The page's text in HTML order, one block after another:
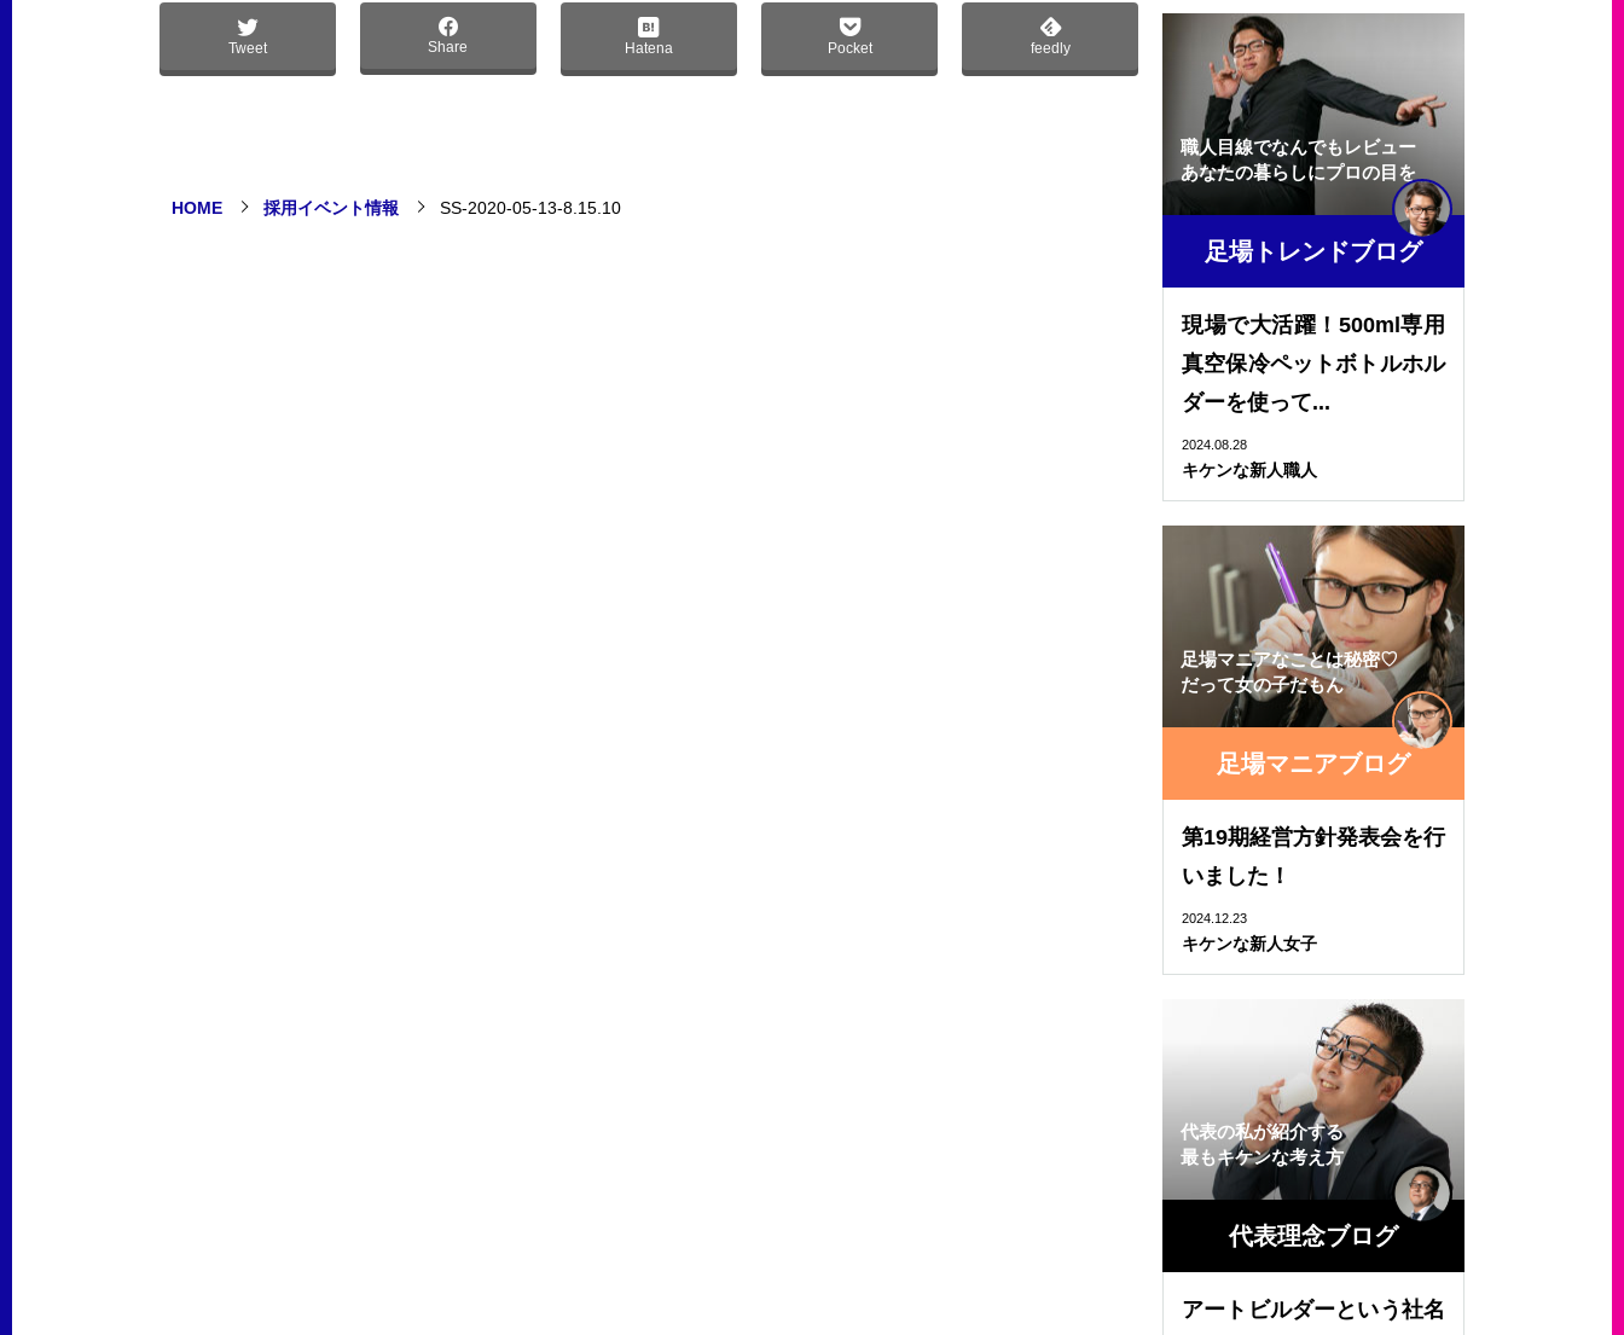
Tweet Share Hatena Pocket feedly
HOME 採用イベント情報 SS-2020-05-13-8.15.10
職人目線でなんでもレビュー
あなたの暮らしにプロの目を
足場トレンドブログ
現場で大活躍！500ml専用
真空保冷ペットボトルホル
ダーを使って...
2024.08.28
キケンな新人職人
足場マニアなことは秘密♡
だって女の子だもん
足場マニアブログ
第19期経営方針発表会を行
いました！
2024.12.23
キケンな新人女子
代表の私が紹介する
最もキケンな考え方
代表理念ブログ
アートビルダーという社名